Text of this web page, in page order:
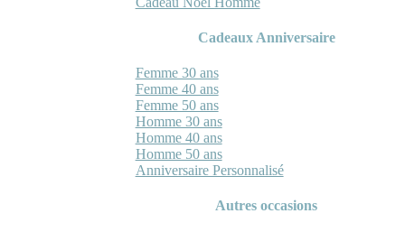
Cadeaux Anniversaire
Femme 30 ans
Femme 40 ans
Femme 50 ans
Homme 30 ans
Homme 40 ans
Homme 50 ans
Anniversaire Personnalisé
Autres occasions